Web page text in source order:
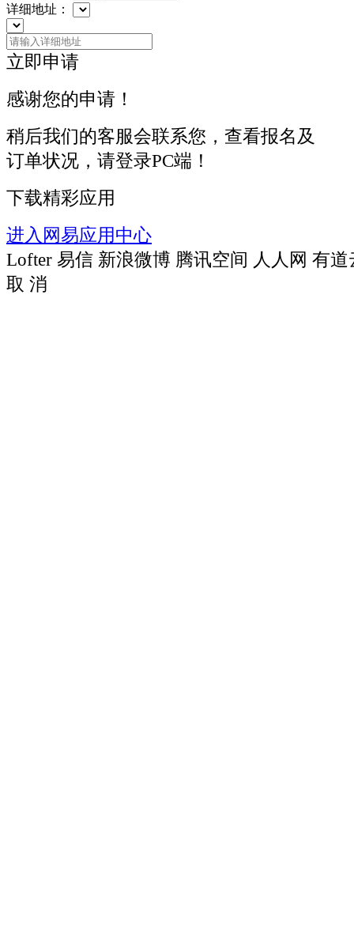
详细地址：
立即申请
感谢您的申请！
稍后我们的客服会联系您，查看报名及
订单状况，请登录PC端！
下载精彩应用
进入网易应用中心
Lofter 易信 新浪微博 腾讯空间 人人网 有道
取 消